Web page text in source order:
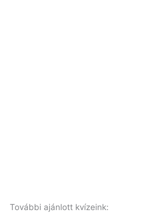
További ajánlott kvízeink: